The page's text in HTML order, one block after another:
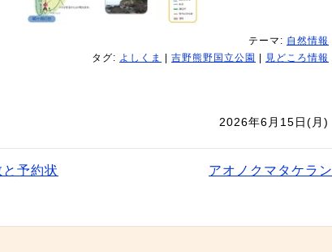
テーマ: 自然情報
タグ: よしくま 吉野熊野国立公園 見どころ情報
2026年6月15日(月)
予約状
アオノクマタケラン